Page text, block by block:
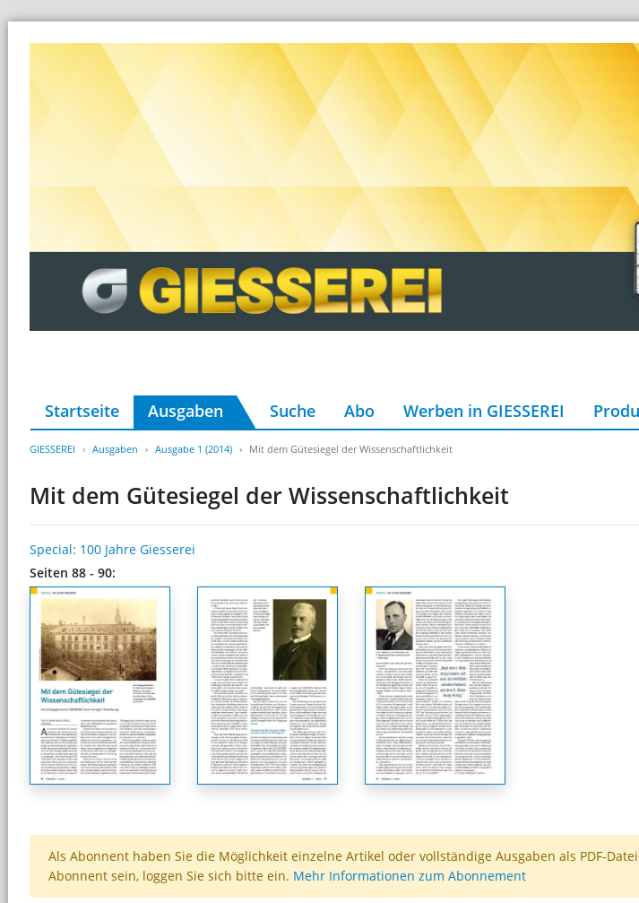
Startseite Ausgaben Suche Abo Werben in GIESSEREI
GIESSEREI Ausgaben Ausgabe 1 (2014) Mit dem Gütesiegel der Wissenschaftlichkeit
Mit dem Gütesiegel der Wissenschaftlichkeit
Special: 100 Jahre Giesserei
Seiten 88 - 90:
Als Abonnent haben Sie die Möglichkeit einzelne Artikel oder vollständige Ausgaben als PDF-
Abonnent sein, loggen Sie sich bitte ein. Mehr Informationen zum Abonnement